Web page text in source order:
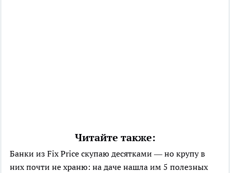
Читайте также:
Банки из Fix Price скупаю десятками — но крупу в
них почти не храню: на даче нашла им 5 полезных